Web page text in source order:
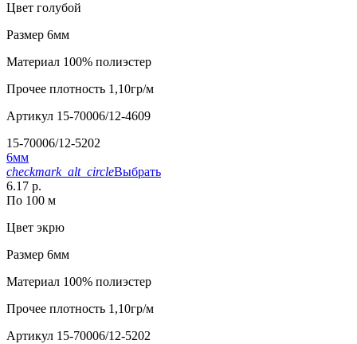
Цвет голубой
Размер 6мм
Материал 100% полиэстер
Прочее плотность 1,10гр/м
Артикул 15-70006/12-4609
15-70006/12-5202
6мм
checkmark_alt_circleВыбрать
6.17 р.
По 100 м
Цвет экрю
Размер 6мм
Материал 100% полиэстер
Прочее плотность 1,10гр/м
Артикул 15-70006/12-5202